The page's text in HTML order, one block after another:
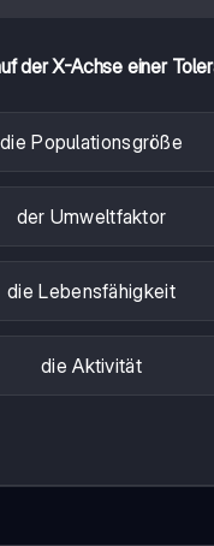
der X-Achse einer
die Populationsgröße
der Umweltfaktor
die Lebensfähigkeit
die Aktivität